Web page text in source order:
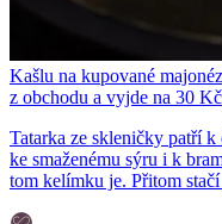
Kašlu na kupované
z obchodu a vyjde na 30 Kč
Tatarka ze skleničky patří
ke smaženému sýru i k
tom kelímku je. Přitom stačí